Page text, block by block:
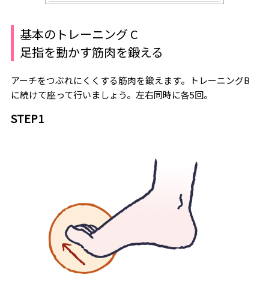
基本のトレーニング C
足指を動かす筋肉を鍛える
アーチをつぶれにくくする筋肉を鍛えます。トレーニングB
に続けて座って行いましょう。左右同時に各5回。
STEP1